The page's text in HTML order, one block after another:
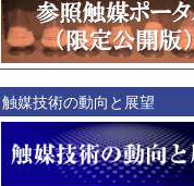
記事種別
マーク：
マークあり
触媒技術の動向と展望